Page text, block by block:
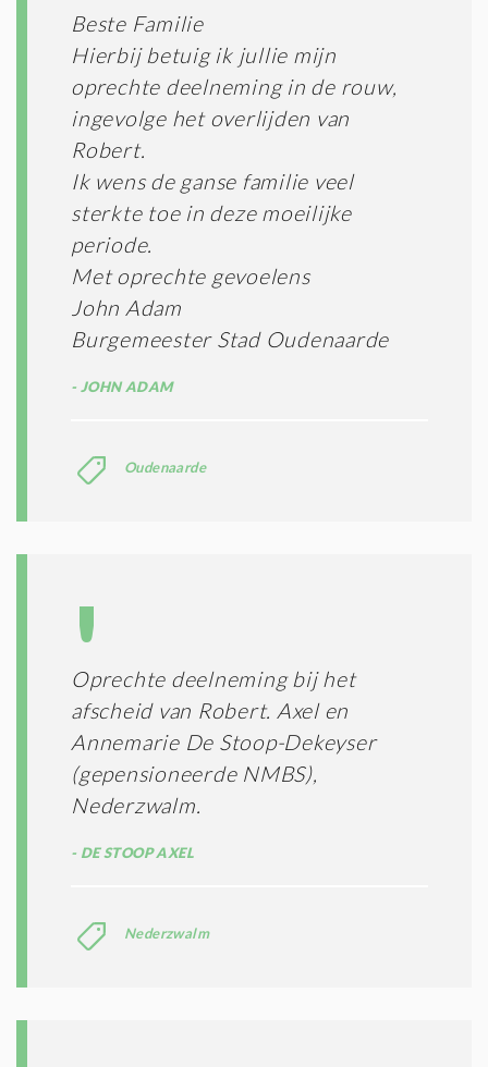
Beste Familie
Hierbij betuig ik jullie mijn
oprechte deelneming in de rouw,
ingevolge het overlijden van
Robert.
Ik wens de ganse familie veel
sterkte toe in deze moeilijke
periode.
Met oprechte gevoelens
John Adam
Burgemeester Stad Oudenaarde
JOHN ADAM
Oudenaarde
Oprechte deelneming bij het
afscheid van Robert. Axel en
Annemarie De Stoop-Dekeyser
(gepensioneerde NMBS),
Nederzwalm.
DE STOOP AXEL
Nederzwalm